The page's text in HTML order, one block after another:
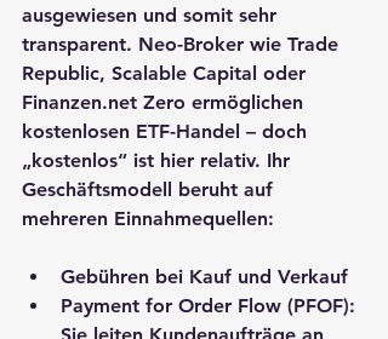
ausgewiesen und somit sehr
transparent. Neo-Broker wie Trade
Republic, Scalable Capital oder
Finanzen.net Zero ermöglichen
kostenlosen ETF-Handel – doch
„kostenlos“ ist hier relativ. Ihr
Geschäftsmodell beruht auf
mehreren Einnahmequellen:
Gebühren bei Kauf und Verkauf
Payment for Order Flow (PFOF):
Sie leiten Kundenaufträge an